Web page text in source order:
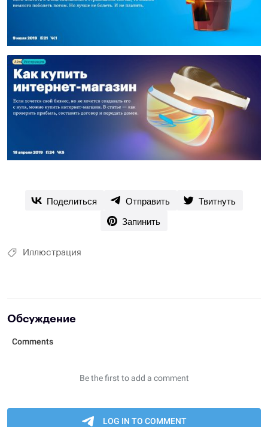
Поделиться Отправить
Твитнуть
Запинить
Иллюстрация
Обсуждение